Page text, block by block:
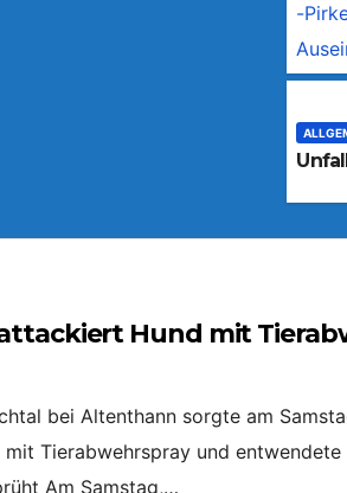
Hund mit
bei Altenthann sorgte am
Tierabwehrspray und
Am Samstag,…